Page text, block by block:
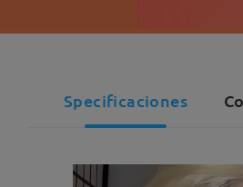
Specificaciones